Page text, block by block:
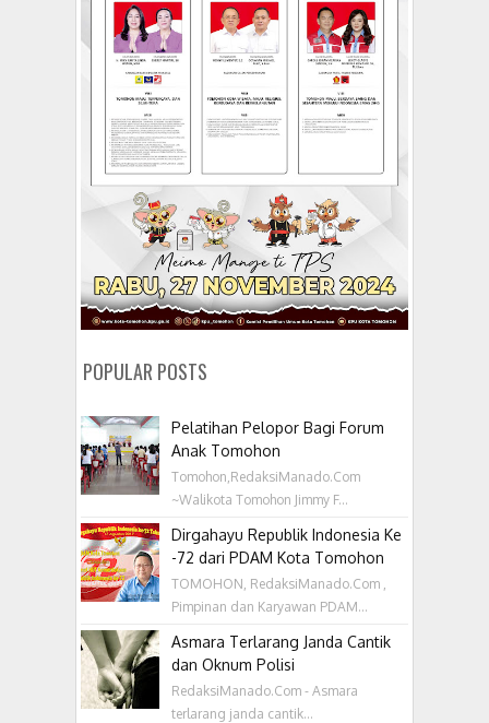
POPULAR POSTS
Pelatihan Pelopor Bagi Forum
Anak Tomohon
Tomohon,RedaksiManado.Com
~Walikota Tomohon Jimmy F...
Dirgahayu Republik Indonesia Ke
-72 dari PDAM Kota Tomohon
TOMOHON, RedaksiManado.Com ,
Pimpinan dan Karyawan PDAM...
Asmara Terlarang Janda Cantik
dan Oknum Polisi
RedaksiManado.Com - Asmara
terlarang janda cantik...